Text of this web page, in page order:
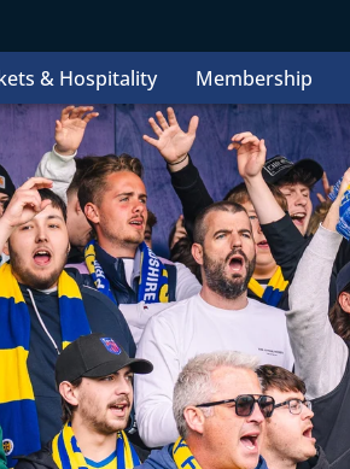
& Hospitality Membership